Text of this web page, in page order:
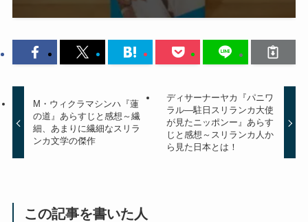
M・ウィクラマシンハ『蓮
の道』あらすじと感想～繊
細、あまりに繊細なスリラ
ンカ文学の傑作
ディサーナーヤカ『パニワ
ラル―駐日スリランカ大使
が見たニッポンー』あらす
じと感想～スリランカ人か
ら見た日本とは！
この記事を書いた人